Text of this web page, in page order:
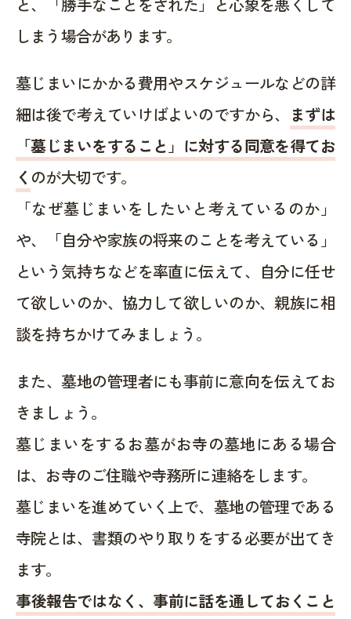
しまう場合があります。
墓じまいにかかる費用やスケジュールなどの詳
細は後で考えていけばよいのですから、 まずは
「墓じまいをすること」に対する同意を得てお
く のが大切です。
「なぜ墓じまいをしたいと考えているのか」
や、「自分や家族の将来のことを考えている」
という気持ちなどを率直に伝えて、自分に任せ
て欲しいのか、協力して欲しいのか、親族に相
談を持ちかけてみましょう。
また、墓地の管理者にも事前に意向を伝えてお
きましょう。
墓じまいをするお墓がお寺の墓地にある場合
は、お寺のご住職や寺務所に連絡をします。
墓じまいを進めていく上で、墓地の管理である
寺院とは、書類のやり取りをする必要が出てき
ます。
事後報告ではなく、事前に話を通しておくこと